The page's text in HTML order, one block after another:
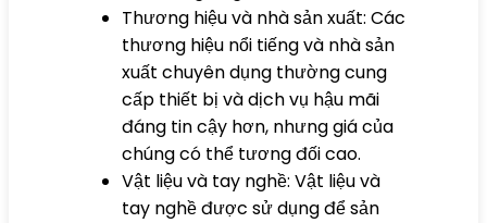
Thương hiệu và nhà sản xuất: Các
thương hiệu nổi tiếng và nhà sản
xuất chuyên dụng thường cung
cấp thiết bị và dịch vụ hậu mãi
đáng tin cậy hơn, nhưng giá của
chúng có thể tương đối cao.
Vật liệu và tay nghề: Vật liệu và
tay nghề được sử dụng để sản